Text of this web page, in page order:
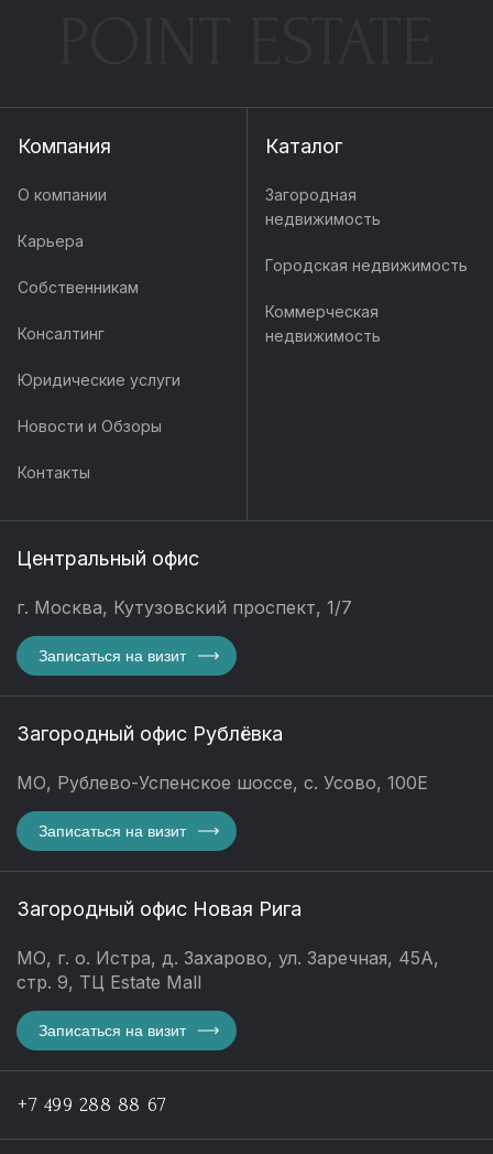
Компания
О компании
Карьера
Собственникам
Консалтинг
Юридические услуги
Новости и Обзоры
Контакты
Каталог
Загородная
недвижимость
Городская недвижимость
Коммерческая
недвижимость
Центральный офис
г. Москва, Кутузовский проспект, 1/7
Записаться на визит
Загородный офис Рублёвка
МО, Рублево-Успенское шоссе, с. Усово, 100Е
Записаться на визит
Загородный офис Новая Рига
МО, г. о. Истра, д. Захарово, ул. Заречная, 45А,
стр. 9, ТЦ Estate Mall
Записаться на визит
+7 499 288 88 67